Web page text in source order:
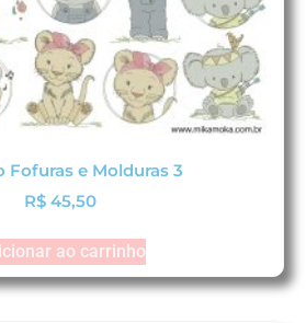
Fofuras e Molduras 3
R$ 45,50
ao carrinho